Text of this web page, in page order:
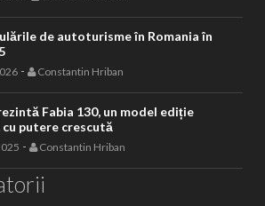
de autoturisme în Romania în
- Constantin Hriban
Fabia 130, un model ediție
cu putere crescută
- Constantin Hriban